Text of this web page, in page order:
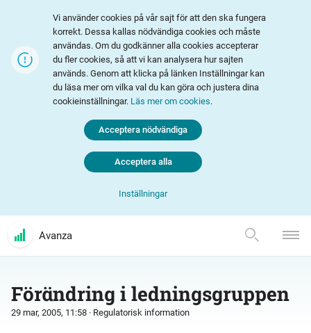
Vi använder cookies på vår sajt för att den ska fungera
korrekt. Dessa kallas nödvändiga cookies och måste
användas. Om du godkänner alla cookies accepterar
du fler cookies, så att vi kan analysera hur sajten
används. Genom att klicka på länken Inställningar kan
du läsa mer om vilka val du kan göra och justera dina
cookieinställningar. Läs mer om cookies.
Inställningar
Acceptera nödvändiga
Acceptera alla
Avanza
Förändring i ledningsgruppen
29 mar, 2005, 11:58 · Regulatorisk information